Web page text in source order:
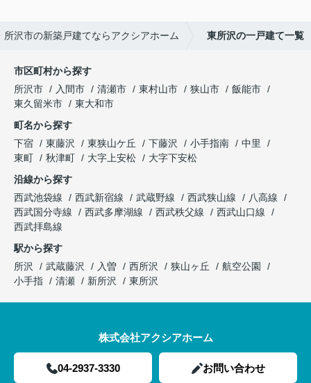
所沢市の新築戸建てならアクシアホーム 東所沢の一戸建て一覧
市区町村から探す
所沢市
入間市 清瀬市 東村山市 狭山市
飯能市
東久留米市
東大和市
町名から探す
下宿
東藤沢 東狭山ケ丘 下藤沢 小手指南
中里
東町
秋津町 大字上安松
大字下安松
沿線から探す
西武池袋線
西武新宿線 武蔵野線 西武狭山線
八高線
西武国分寺線
西武多摩湖線 西武秩父線
西武山口線
西武拝島線
駅から探す
所沢
武蔵藤沢 入曽 西所沢 狭山ヶ丘
航空公園
小手指
清瀬 新所沢 東所沢
株式会社アクシアホーム
04-2937-3330 お問い合わせ